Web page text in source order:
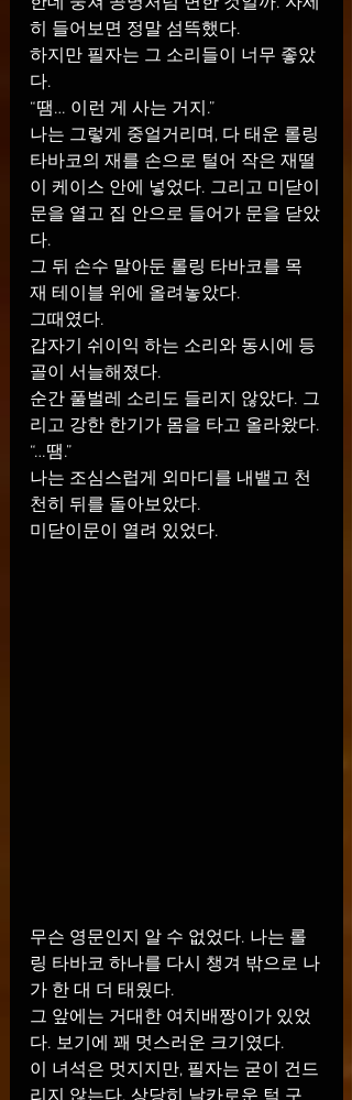
히 들어보면 정말 섬뜩했다.
하지만 필자는 그 소리들이 너무 좋았
다.
“땜… 이런 게 사는 거지.”
나는 그렇게 중얼거리며, 다 태운 롤링
타바코의 재를 손으로 털어 작은 재떨
이 케이스 안에 넣었다. 그리고 미닫이
문을 열고 집 안으로 들어가 문을 닫았
다.
그 뒤 손수 말아둔 롤링 타바코를 목
재 테이블 위에 올려놓았다.
그때였다.
갑자기 쉬이익 하는 소리와 동시에 등
골이 서늘해졌다.
순간 풀벌레 소리도 들리지 않았다. 그
리고 강한 한기가 몸을 타고 올라왔다.
“…땜.”
나는 조심스럽게 외마디를 내뱉고 천
천히 뒤를 돌아보았다.
미닫이문이 열려 있었다.
무슨 영문인지 알 수 없었다. 나는 롤
링 타바코 하나를 다시 챙겨 밖으로 나
가 한 대 더 태웠다.
그 앞에는 거대한 여치배짱이가 있었
다. 보기에 꽤 멋스러운 크기였다.
이 녀석은 멋지지만, 필자는 굳이 건드